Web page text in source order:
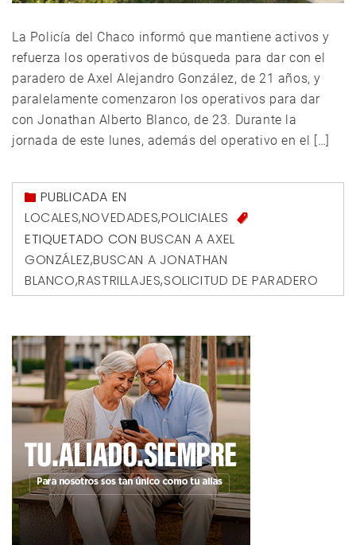
La Policía del Chaco informó que mantiene activos y
refuerza los operativos de búsqueda para dar con el
paradero de Axel Alejandro González, de 21 años, y
paralelamente comenzaron los operativos para dar
con Jonathan Alberto Blanco, de 23. Durante la
jornada de este lunes, además del operativo en el […]
PUBLICADA EN
LOCALES,NOVEDADES,POLICIALES
ETIQUETADO CON BUSCAN A AXEL
GONZÁLEZ,BUSCAN A JONATHAN
BLANCO,RASTRILLAJES,SOLICITUD DE PARADERO